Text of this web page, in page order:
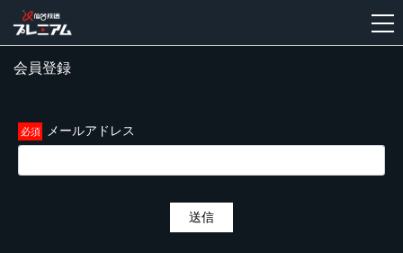
会員登録
メールアドレス
送信